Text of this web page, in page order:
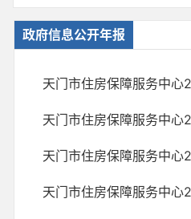
政府信息公开年报